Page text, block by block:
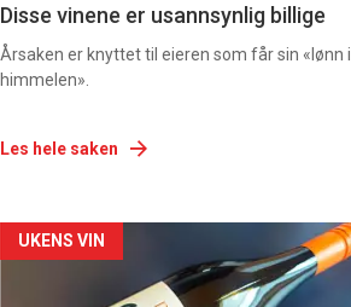
Disse vinene er usannsynlig billige
Årsaken er knyttet til eieren som får sin «lønn i
himmelen».
Les hele saken
Forsiden
akkurat
UKENS VIN